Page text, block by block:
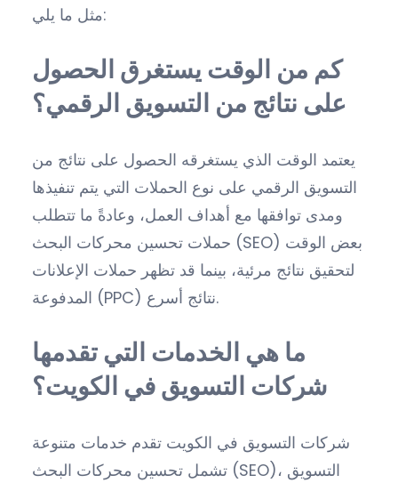
مثل ما يلي:
كم من الوقت يستغرق الحصول
على نتائج من التسويق الرقمي؟
يعتمد الوقت الذي يستغرقه الحصول على نتائج من
التسويق الرقمي على نوع الحملات التي يتم تنفيذها
ومدى توافقها مع أهداف العمل، وعادةً ما تتطلب
حملات تحسين محركات البحث (SEO) بعض الوقت
لتحقيق نتائج مرئية، بينما قد تظهر حملات الإعلانات
المدفوعة (PPC) نتائج أسرع.
ما هي الخدمات التي تقدمها
شركات التسويق في الكويت؟
شركات التسويق في الكويت تقدم خدمات متنوعة
تشمل تحسين محركات البحث (SEO)، التسويق